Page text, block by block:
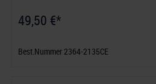
49,50 €*
Best.Nummer 2364-2135CE